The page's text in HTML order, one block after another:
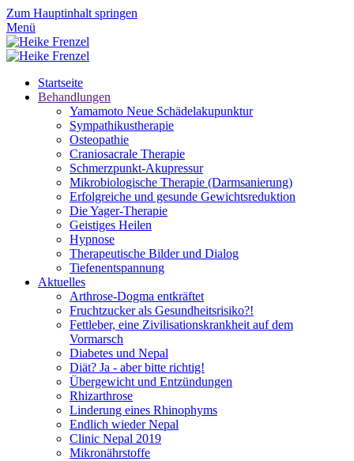
Zum Hauptinhalt springen
Menü
Startseite
Behandlungen
Yamamoto Neue Schädelakupunktur
Sympathikustherapie
Osteopathie
Craniosacrale Therapie
Schmerzpunkt-Akupressur
Mikrobiologische Therapie (Darmsanierung)
Erfolgreiche und gesunde Gewichtsreduktion
Die Yager-Therapie
Geistiges Heilen
Hypnose
Therapeutische Bilder und Dialog
Tiefenentspannung
Aktuelles
Arthrose-Dogma entkräftet
Fruchtzucker als Gesundheitsrisiko?!
Fettleber, eine Zivilisationskrankheit auf dem
Vormarsch
Diabetes und Nepal
Diät? Ja - aber bitte richtig!
Übergewicht und Entzündungen
Rhizarthrose
Linderung eines Rhinophyms
Endlich wieder Nepal
Clinic Nepal 2019
Mikronährstoffe